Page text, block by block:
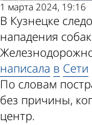
1 марта 2024, 19:16
В Кузнецке
нападения
написала в Сети
По словам
без причины,
центр.